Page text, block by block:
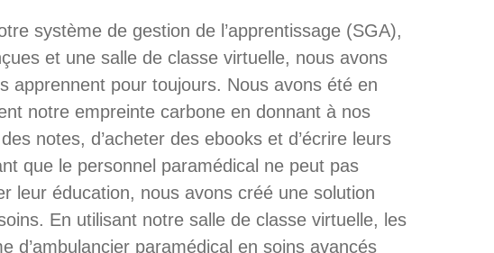
système de gestion de l’apprentissage (SGA),
et une salle de classe virtuelle, nous avons
apprennent pour toujours. Nous avons été en
notre empreinte carbone en donnant à nos
notes, d’acheter des ebooks et d’écrire leurs
que le personnel paramédical ne peut pas
leur éducation, nous avons créé une solution
En utilisant notre salle de classe virtuelle, les
d’ambulancier paramédical en soins avancés